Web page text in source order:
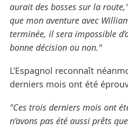
aurait des bosses sur la
que mon aventure avec
terminée, il sera impossible
bonne décision ou non."
L’Espagnol reconnaît
derniers mois ont été
"Ces trois derniers mois ont
n’avons pas été aussi prêts